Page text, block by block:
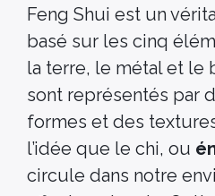
Feng Shui est un
basé sur les cinq
la terre, le métal et le
sont représentés par
formes et des
l’idée que le chi, ou
circule dans notre